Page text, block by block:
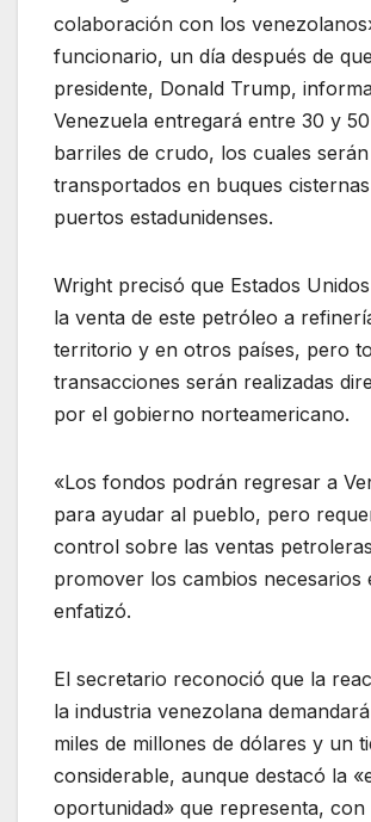
colaboración con los
funcionario, un día después de
presidente, Donald Trump,
Venezuela entregará entre 30 y
barriles de crudo, los cuales serán
transportados en buques
puertos estadunidenses.
Wright precisó que Estados
la venta de este petróleo a
territorio y en otros países, pero
transacciones serán realizadas
por el gobierno norteamericano.
«Los fondos podrán regresar a
para ayudar al pueblo, pero
control sobre las ventas
promover los cambios necesarios
enfatizó.
El secretario reconoció que la
la industria venezolana
miles de millones de dólares y un
considerable, aunque destacó la
oportunidad» que representa, con